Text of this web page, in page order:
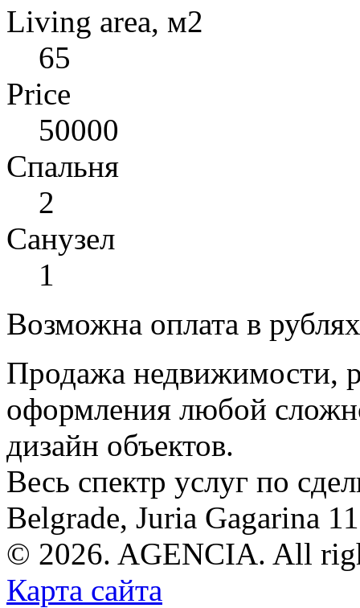
Living area, м2
65
Price
50000
Спальня
2
Санузел
1
Возможна оплата в
Продажа недвижимости,
оформления любой
дизайн объектов.
Весь спектр услуг по
Belgrade, Juria Gagarina
© 2026. AGENCIA. All
Карта сайта